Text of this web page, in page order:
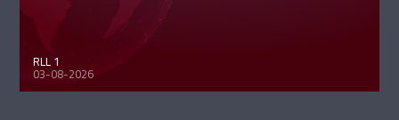
RLL 1
03-08-2026